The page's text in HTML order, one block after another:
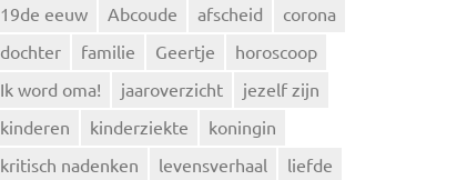
19de eeuw Abcoude afscheid
corona
dochter
familie Geertje
horoscoop
Ik word oma!
jaaroverzicht
jezelf zijn
kinderen
kinderziekte
koningin
kritisch nadenken
levensverhaal
liefde